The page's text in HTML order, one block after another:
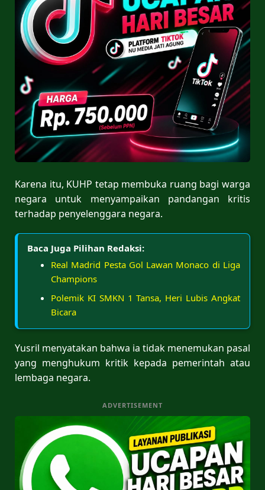
Karena itu, KUHP tetap membuka ruang bagi warga
negara untuk menyampaikan pandangan kritis
terhadap penyelenggara negara.
Baca Juga Pilihan Redaksi:
Real Madrid Pesta Gol Lawan Monaco di Liga
Champions
Polemik KI SMKN 1 Tansa, Heri Lubis Angkat
Bicara
Yusril menyatakan bahwa ia tidak menemukan pasal
yang menghukum kritik kepada pemerintah atau
lembaga negara.
ADVERTISEMENT